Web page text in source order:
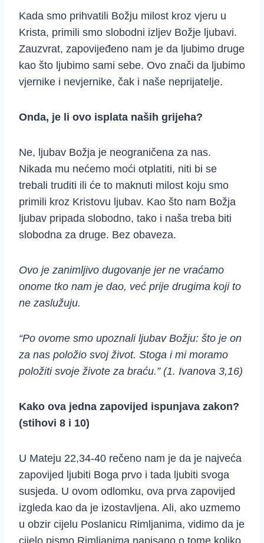
Kada smo prihvatili Božju milost kroz vjeru u
Krista, primili smo slobodni izljev Božje ljubavi.
Zauzvrat, zapovijeđeno nam je da ljubimo druge
kao što ljubimo sami sebe. Ovo znači da ljubimo
vjernike i nevjernike, čak i naše neprijatelje.
Onda, je li ovo isplata naših grijeha?
Ne, ljubav Božja je neograničena za nas.
Nikada mu nećemo moći otplatiti, niti bi se
trebali truditi ili će to maknuti milost koju smo
primili kroz Kristovu ljubav. Kao što nam Božja
ljubav pripada slobodno, tako i naša treba biti
slobodna za druge. Bez obaveza.
Ovo je zanimljivo dugovanje jer ne vraćamo
onome tko nam je dao, već prije drugima koji to
ne zaslužuju.
“Po ovome smo upoznali ljubav Božju: što je on
za nas položio svoj život. Stoga i mi moramo
položiti svoje živote za braću.” (1. Ivanova 3,16)
Kako ova jedna zapovijed ispunjava zakon?
(stihovi 8 i 10)
U Mateju 22,34-40 rečeno nam je da je najveća
zapovijed ljubiti Boga prvo i tada ljubiti svoga
susjeda. U ovom odlomku, ova prva zapovijed
izgleda kao da je izostavljena. Ali, ako uzmemo
u obzir cijelu Poslanicu Rimljanima, vidimo da je